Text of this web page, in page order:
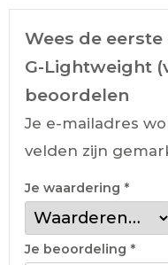
Wees de
G-Lightweight
beoordelen
Je e-mailadres
velden zijn
Je waardering *
Je beoordeling *